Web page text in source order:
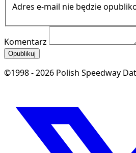
Adres e-mail nie będzie
Komentarz
Opublikuj
©1998 - 2026 Polish Speedway